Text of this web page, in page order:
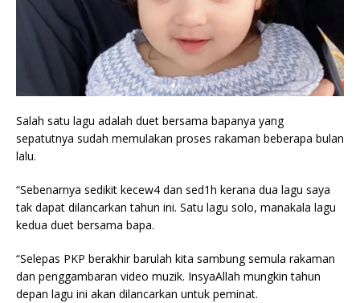
Salah satu lagu adalah duet bersama bapanya yang
sepatutnya sudah memulakan proses rakaman beberapa bulan
lalu.
“Sebenarnya sedikit kecew4 dan sed1h kerana dua lagu saya
tak dapat dilancarkan tahun ini. Satu lagu solo, manakala lagu
kedua duet bersama bapa.
“Selepas PKP berakhir barulah kita sambung semula rakaman
dan penggambaran video muzik. InsyaAllah mungkin tahun
depan lagu ini akan dilancarkan untuk peminat.